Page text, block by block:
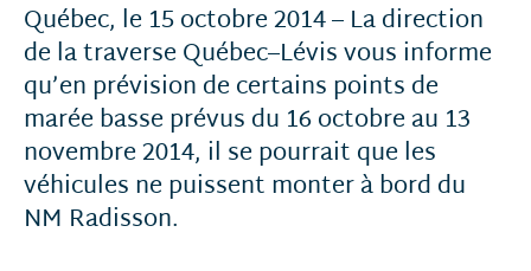
Québec, le 15 octobre 2014 – La direction
de la traverse Québec–Lévis vous informe
qu’en prévision de certains points de
marée basse prévus du 16 octobre au 13
novembre 2014, il se pourrait que les
véhicules ne puissent monter à bord du
NM Radisson.